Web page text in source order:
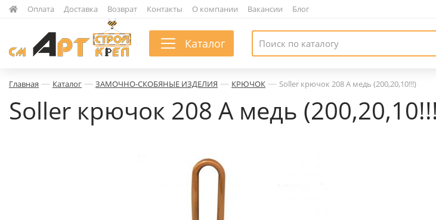
Оплата Доставка Возврат Контакты О компании Вакансии Блог
Каталог
Главная — Каталог — ЗАМОЧНО-СКОБЯНЫЕ ИЗДЕЛИЯ — КРЮЧОК — Soller крючок 208 А медь (200,20,10!!!)
Soller крючок 208 А медь